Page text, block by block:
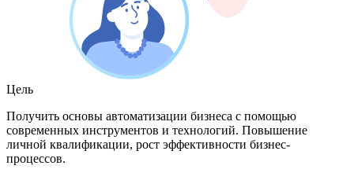
Цель
Получить основы автоматизации бизнеса с помощью
современных инструментов и технологий. Повышение
личной квалификации, рост эффективности бизнес-
процессов.